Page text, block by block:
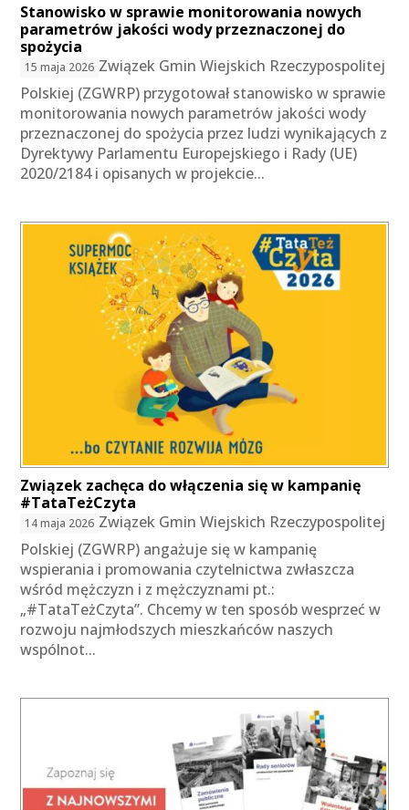
Stanowisko w sprawie monitorowania nowych
parametrów jakości wody przeznaczonej do
spożycia
15 maja 2026 Związek Gmin Wiejskich Rzeczypospolitej
Polskiej (ZGWRP) przygotował stanowisko w sprawie
monitorowania nowych parametrów jakości wody
przeznaczonej do spożycia przez ludzi wynikających z
Dyrektywy Parlamentu Europejskiego i Rady (UE)
2020/2184 i opisanych w projekcie...
Związek zachęca do włączenia się w kampanię
#TataTeżCzyta
14 maja 2026 Związek Gmin Wiejskich Rzeczypospolitej
Polskiej (ZGWRP) angażuje się w kampanię
wspierania i promowania czytelnictwa zwłaszcza
wśród mężczyzn i z mężczyznami pt.:
„#TataTeżCzyta”. Chcemy w ten sposób wesprzeć w
rozwoju najmłodszych mieszkańców naszych
wspólnot...